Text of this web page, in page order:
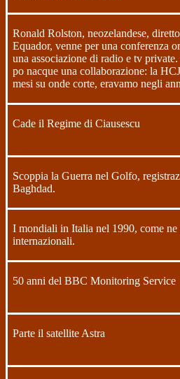
Ronald Rolston, neozelandese,
Equador, venne per una conferenza
una associazione di radio e tv
po nacque una collaborazione: la
mesi su onde corte, eravamo negli
Cade il Regime di Ciausescu
Scoppia la Guerra nel Golfo,
Baghdad.
I mondiali in Italia nel 1990, come ne
internazionali.
50 anni del BBC Monitoring Service
Parte il satellite Astra